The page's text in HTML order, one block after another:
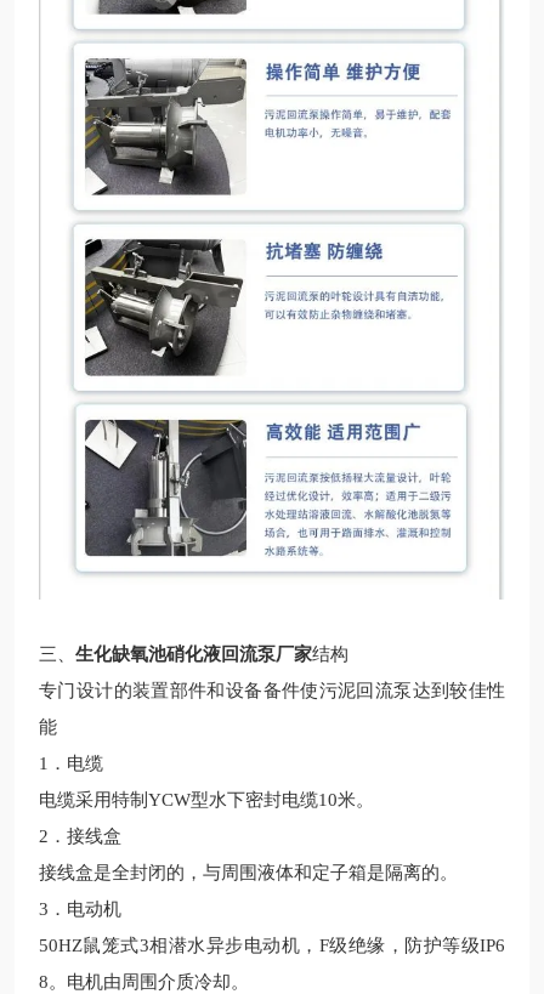
三、 生化缺氧池硝化液回流泵厂家结构
专门设计的装置部件和设备备件使污泥回流泵达到较佳性
能
1．电缆
电缆采用特制 YCW型水下密封电缆10米。
2．接线盒
接线盒是全封闭的，与周围液体和定子箱是隔离的。
3．电动机
50HZ鼠笼式3相潜水异步电动机，F级绝缘，防护等级IP6
8。电机由周围介质冷却。